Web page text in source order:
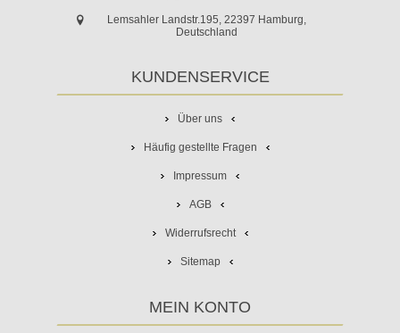
Lemsahler Landstr.195, 22397 Hamburg,
Deutschland
KUNDENSERVICE
Über uns
Häufig gestellte Fragen
Impressum
AGB
Widerrufsrecht
Sitemap
MEIN KONTO